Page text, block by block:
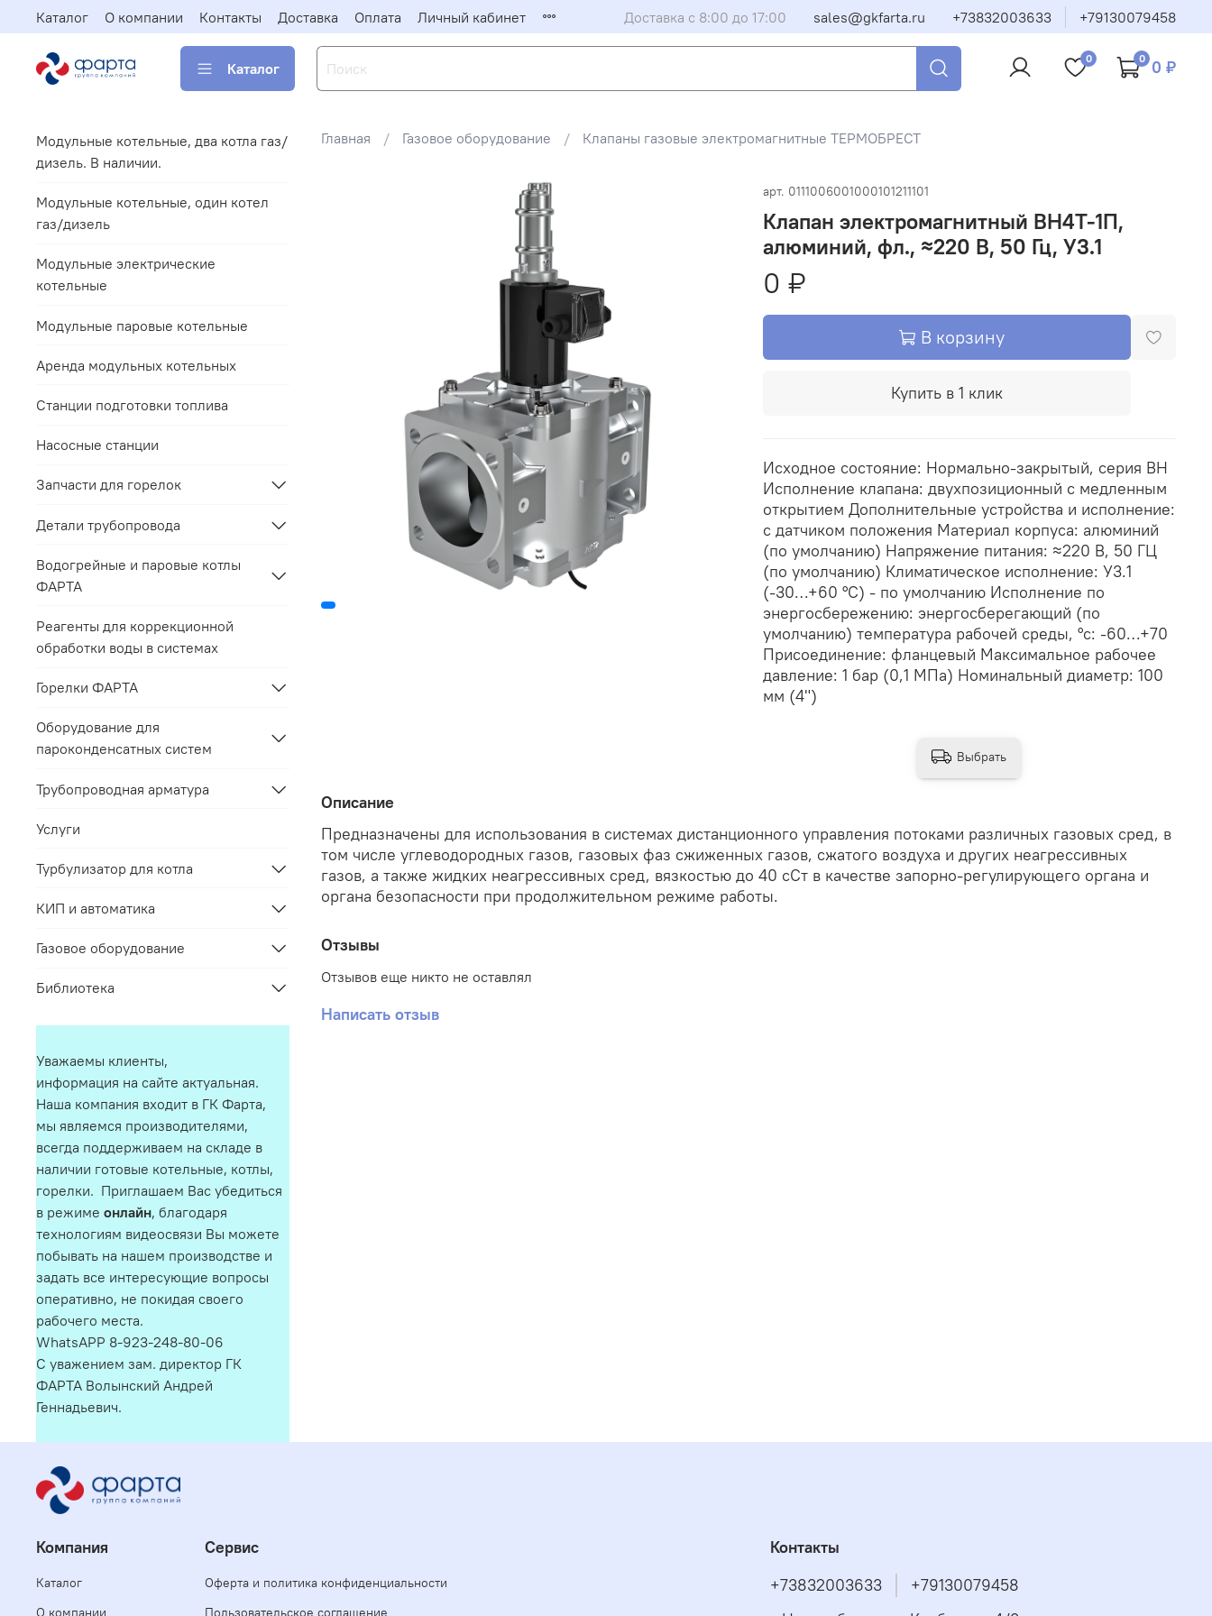
Каталог О компании Контакты Доставка Оплата Личный кабинет Доставка с 8:00 до 17:00 sales@gkfarta.ru +73832003633 +79130079458
Каталог
0 0 0 ₽
Главная Газовое оборудование Клапаны газовые электромагнитные ТЕРМОБРЕСТ
арт. 0111006001000101211101
Клапан электромагнитный ВН4Т-1П,
алюминий, фл., ≈220 В, 50 Гц, У3.1
0 ₽
В корзину
Купить в 1 клик
Исходное состояние: Нормально-закрытый, серия ВН
Исполнение клапана: двухпозиционный с медленным
открытием Дополнительные устройства и исполнение:
с датчиком положения Материал корпуса: алюминий
(по умолчанию) Напряжение питания: ≈220 В, 50 ГЦ
(по умолчанию) Климатическое исполнение: У3.1
(-30…+60 °С) - по умолчанию Исполнение по
энергосбережению: энергосберегающий (по
умолчанию) температура рабочей среды, °с: -60…+70
Присоединение: фланцевый Максимальное рабочее
давление: 1 бар (0,1 МПа) Номинальный диаметр: 100
мм (4")
Описание
Предназначены для использования в системах дистанционного управления потоками различных газовых сред, в
том числе углеводородных газов, газовых фаз сжиженных газов, сжатого воздуха и других неагрессивных
газов, а также жидких неагрессивных сред, вязкостью до 40 сСт в качестве запорно-регулирующего органа и
органа безопасности при продолжительном режиме работы.
Отзывы
Отзывов еще никто не оставлял
Написать отзыв
Выбрать
Модульные котельные, два котла газ/
дизель. В наличии.
Модульные котельные, один котел
газ/дизель
Модульные электрические
котельные
Модульные паровые котельные
Аренда модульных котельных
Станции подготовки топлива
Насосные станции
Запчасти для горелок
Детали трубопровода
Водогрейные и паровые котлы
ФАРТА
Реагенты для коррекционной
обработки воды в системах
Горелки ФАРТА
Оборудование для
пароконденсатных систем
Трубопроводная арматура
Услуги
Турбулизатор для котла
КИП и автоматика
Газовое оборудование
Библиотека
Уважаемы клиенты,
информация на сайте актуальная.
Наша компания входит в ГК Фарта,
мы являемся производителями,
всегда поддерживаем на складе в
наличии готовые котельные, котлы,
горелки. Приглашаем Вас убедиться
в режиме онлайн, благодаря
технологиям видеосвязи Вы можете
побывать на нашем производстве и
задать все интересующие вопросы
оперативно, не покидая своего
рабочего места.
WhatsAPP 8-923-248-80-06
С уважением зам. директор ГК
ФАРТА Волынский Андрей
Геннадьевич.
Компания
Каталог
О компании
Сервис
Оферта и политика конфиденциальности
Пользовательское соглашение
Контакты
+73832003633
+79130079458